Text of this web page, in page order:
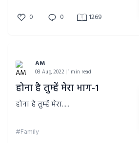
0 0 1269
AM
08 Aug, 2022 | 1 min read
होना है तुम्हें मेरा भाग-1
होना है तुम्हें मेरा.....
#Family